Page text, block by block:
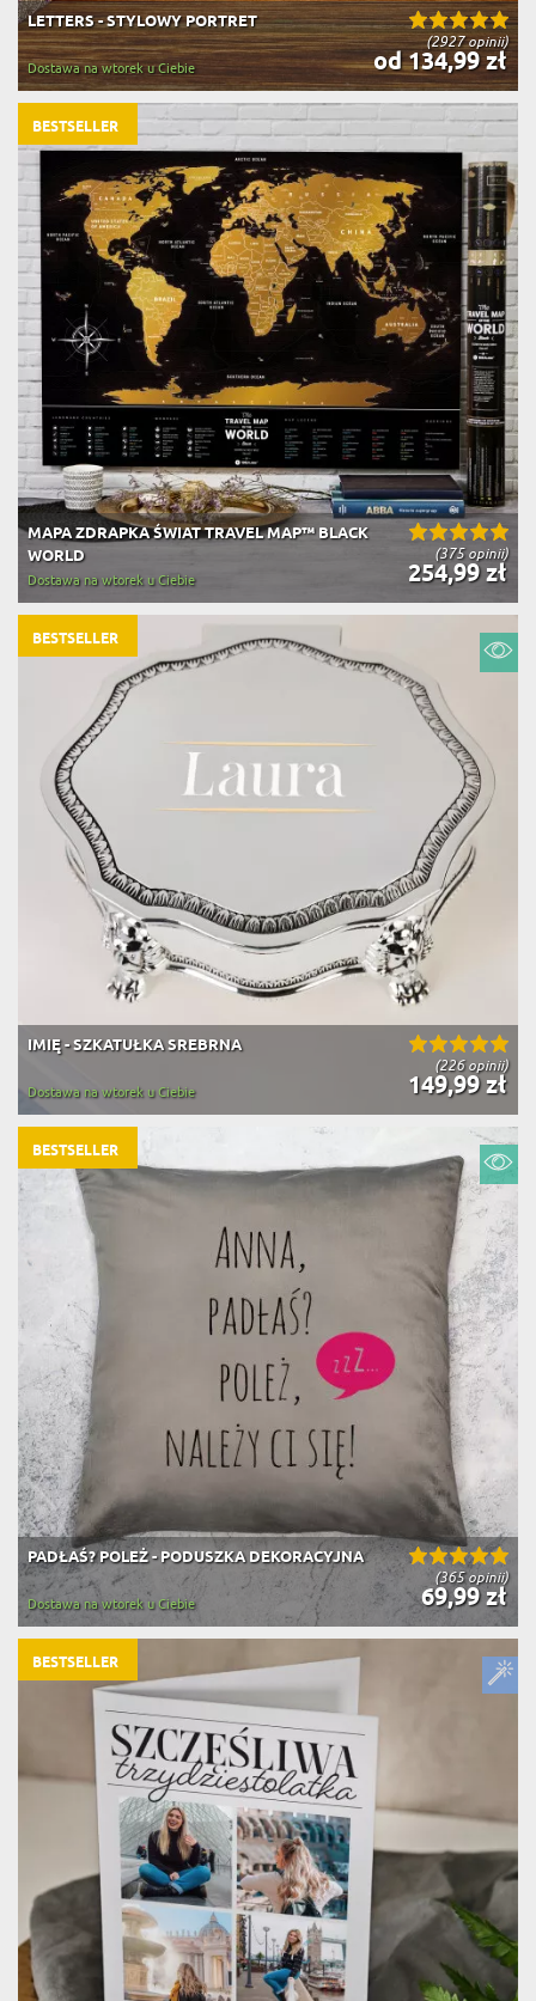
(2927 opinii)
LETTERS - STYLOWY PORTRET
od 134,99 zł
Dostawa na wtorek u Ciebie
(375 opinii)
MAPA ZDRAPKA ŚWIAT TRAVEL MAP™ BLACK
WORLD
254,99 zł
Dostawa na wtorek u Ciebie
BESTSELLER
(226 opinii)
IMIĘ - SZKATUŁKA SREBRNA
149,99 zł
Dostawa na wtorek u Ciebie
BESTSELLER
(365 opinii)
PADŁAŚ? POLEŻ - PODUSZKA DEKORACYJNA
69,99 zł
Dostawa na wtorek u Ciebie
BESTSELLER
BESTSELLER